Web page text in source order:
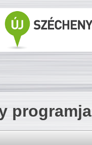
programja